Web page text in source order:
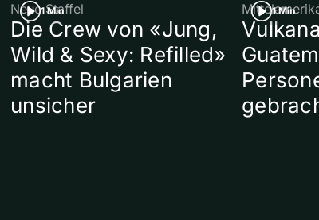
1 Min
Neue Staffel
Die Crew von «Jung,
Wild & Sexy: Refilled»
macht Bulgarien
unsicher
1 Min